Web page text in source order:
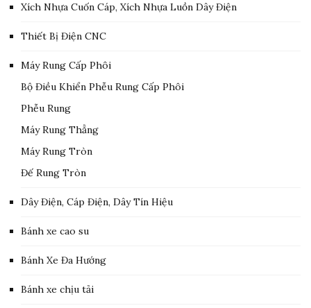
Xích Nhựa Cuốn Cáp, Xích Nhựa Luồn Dây Điện
Thiết Bị Điện CNC
Máy Rung Cấp Phôi
Bộ Điều Khiển Phễu Rung Cấp Phôi
Phễu Rung
Máy Rung Thẳng
Máy Rung Tròn
Đế Rung Tròn
Dây Điện, Cáp Điện, Dây Tín Hiệu
Bánh xe cao su
Bánh Xe Đa Hướng
Bánh xe chịu tải